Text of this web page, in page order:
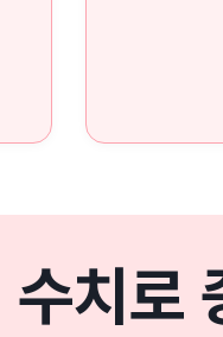
수치로